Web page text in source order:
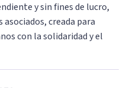
y sin fines de lucro,
creada para
con la solidaridad y el